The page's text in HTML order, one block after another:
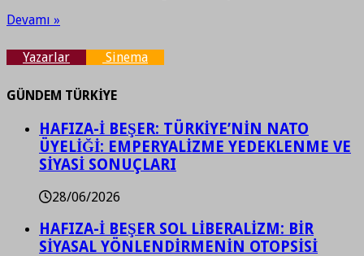
Devamı »
Yazarlar Sinema
GÜNDEM TÜRKİYE
HAFIZA-İ BEŞER: TÜRKİYE’NİN NATO
ÜYELİĞİ: EMPERYALİZME YEDEKLENME VE
SİYASİ SONUÇLARI
28/06/2026
HAFIZA-İ BEŞER SOL LİBERALİZM: BİR
SİYASAL YÖNLENDİRMENİN OTOPSİSİ